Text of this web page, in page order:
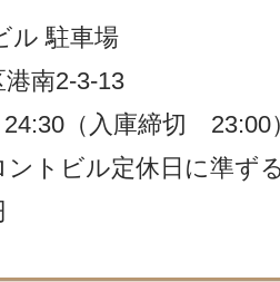
ル 駐車場
南2-3-13
24:30（入庫締切 23:00
ントビル定休日に準ず